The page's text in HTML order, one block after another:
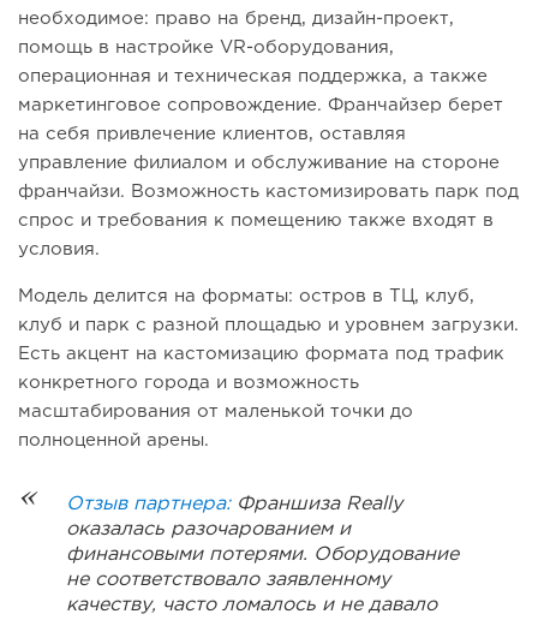
необходимое: право на бренд, дизайн-проект,
помощь в настройке VR-оборудования,
операционная и техническая поддержка, а также
маркетинговое сопровождение. Франчайзер берет
на себя привлечение клиентов, оставляя
управление филиалом и обслуживание на стороне
франчайзи. Возможность кастомизировать парк под
спрос и требования к помещению также входят в
условия.
Модель делится на форматы: остров в ТЦ, клуб,
клуб и парк с разной площадью и уровнем загрузки.
Есть акцент на кастомизацию формата под трафик
конкретного города и возможность
масштабирования от маленькой точки до
полноценной арены.
Отзыв партнера: Франшиза Really
оказалась разочарованием и
финансовыми потерями. Оборудование
не соответствовало заявленному
качеству, часто ломалось и не давало